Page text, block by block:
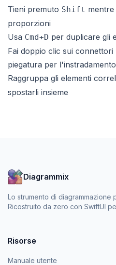
Tieni premuto Shift
proporzioni
Usa Cmd+D per duplicare gli
Fai doppio clic sui
piegatura per
Raggruppa gli elementi
spostarli insieme
Diagrammix
Lo strumento di diagrammazione
Ricostruito da zero con SwiftUI
Risorse
Manuale utente